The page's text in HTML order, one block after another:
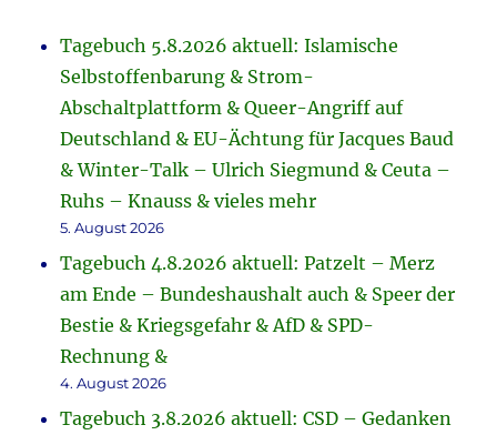
Tagebuch 5.8.2026 aktuell: Islamische
Selbstoffenbarung & Strom-
Abschaltplattform & Queer-Angriff auf
Deutschland & EU-Ächtung für Jacques Baud
& Winter-Talk – Ulrich Siegmund & Ceuta –
Ruhs – Knauss & vieles mehr
5. August 2026
Tagebuch 4.8.2026 aktuell: Patzelt – Merz
am Ende – Bundeshaushalt auch & Speer der
Bestie & Kriegsgefahr & AfD & SPD-
Rechnung &
4. August 2026
Tagebuch 3.8.2026 aktuell: CSD – Gedanken